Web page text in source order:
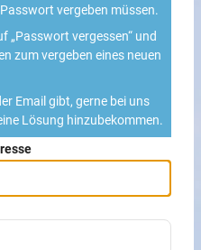
vergeben müssen.
„Passwort vergessen“ und
zum vergeben eines neuen
Email gibt, gerne bei uns
Lösung hinzubekommen.